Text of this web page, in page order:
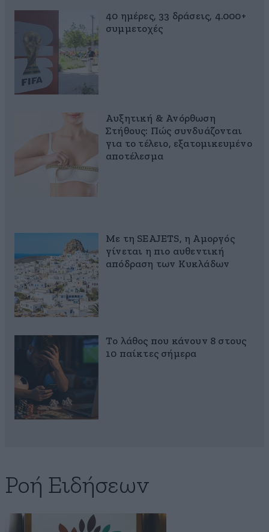
40 ημέρες, 33 δράσεις, 4.000+
συμμετοχές
Αυξητική & Ανόρθωση
Στήθους: Πώς συνδυάζονται
για το τέλειο, εξατομικευμένο
αποτέλεσμα
Με τη SEAJETS, η Αμοργός
γίνεται η πιο αυθεντική
απόδραση των Κυκλάδων
Το λάθος που κάνουν 8 στους
10 παίκτες σήμερα
Ροή Ειδήσεων